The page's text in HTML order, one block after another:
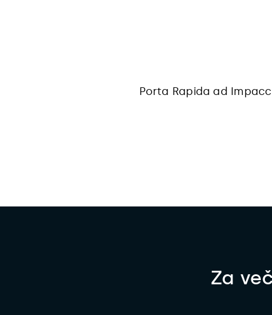
Porta Rapida ad
Za